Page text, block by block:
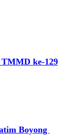
ke-129
Boyong